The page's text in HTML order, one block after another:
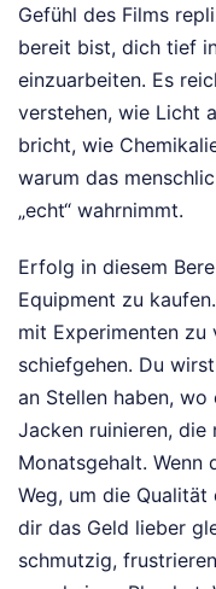
Gefühl des Films
bereit bist, dich tief
einzuarbeiten. Es
verstehen, wie Licht
bricht, wie
warum das
„echt“ wahrnimmt.
Erfolg in diesem
Equipment zu
mit Experimenten zu
schiefgehen. Du
an Stellen haben,
Jacken ruinieren, die
Monatsgehalt. Wenn
Weg, um die
dir das Geld lieber
schmutzig,